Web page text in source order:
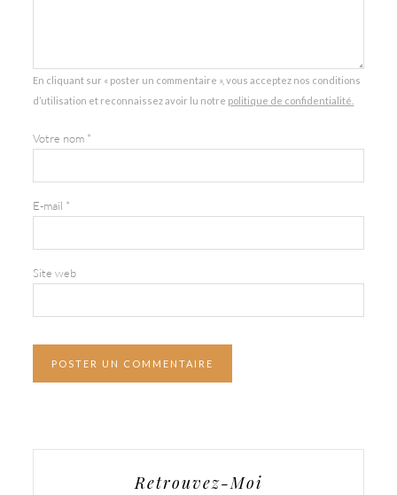
En cliquant sur « poster un commentaire », vous acceptez nos conditions
d’utilisation et reconnaissez avoir lu notre politique de confidentialité.
Votre nom *
E-mail *
Site web
Retrouvez-Moi